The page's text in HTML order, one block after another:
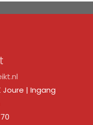
Joure | Ingang